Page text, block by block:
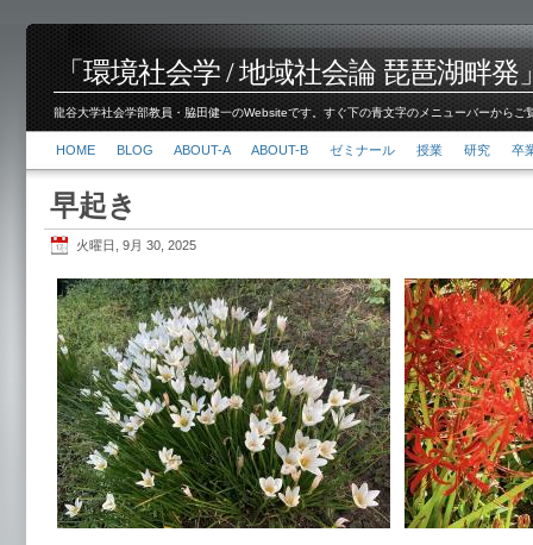
「環境社会学 / 地域社会論 琵琶湖畔発
龍谷大学社会学部教員・脇田健一のWebsiteです。すぐ下の青文字のメニューバーから
HOME BLOG ABOUT-A ABOUT-B ゼミナール 授業 研究 卒
早起き
火曜日, 9月 30, 2025